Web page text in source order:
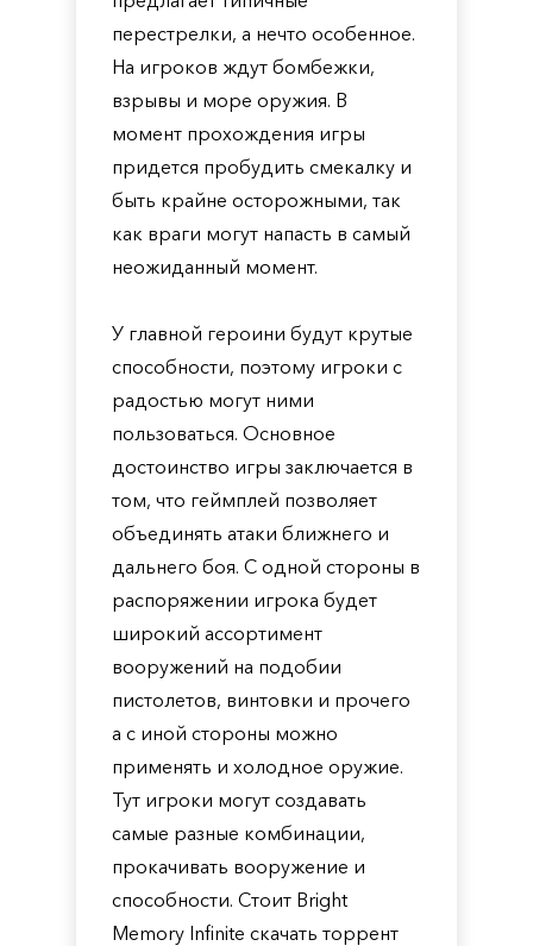
перестрелки, а нечто особенное.
На игроков ждут бомбежки,
взрывы и море оружия. В
момент прохождения игры
придется пробудить смекалку и
быть крайне осторожными, так
как враги могут напасть в самый
неожиданный момент.
У главной героини будут крутые
способности, поэтому игроки с
радостью могут ними
пользоваться. Основное
достоинство игры заключается в
том, что геймплей позволяет
объединять атаки ближнего и
дальнего боя. С одной стороны в
распоряжении игрока будет
широкий ассортимент
вооружений на подобии
пистолетов, винтовки и прочего
а с иной стороны можно
применять и холодное оружие.
Тут игроки могут создавать
самые разные комбинации,
прокачивать вооружение и
способности. Стоит Bright
Memory Infinite скачать торрент